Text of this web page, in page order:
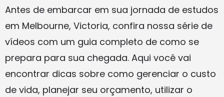
Antes de embarcar em sua jornada de estudos
em Melbourne, Victoria, confira nossa série de
vídeos com um guia completo de como se
prepara para sua chegada. Aqui você vai
encontrar dicas sobre como gerenciar o custo
de vida, planejar seu orçamento, utilizar o